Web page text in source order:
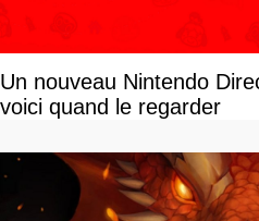
Un nouveau Nintendo
voici quand le regarder